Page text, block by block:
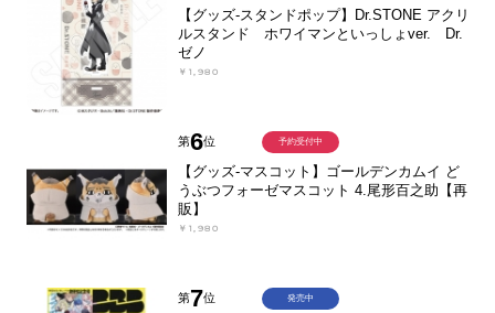
【グッズ-スタンドポップ】Dr.STONE アクリ
ルスタンド ホワイマンといっしょver. Dr.
ゼノ
￥1,980
第6位
【グッズ-マスコット】ゴールデンカムイ ど
うぶつフォーゼマスコット 4.尾形百之助【再
販】
￥1,980
予約受付中
第7位 発売中